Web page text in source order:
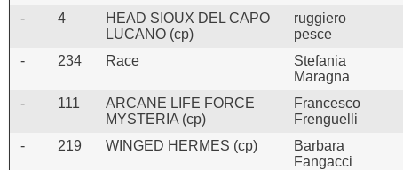
- 4
HEAD SIOUX DEL CAPO
LUCANO (cp)
ruggiero
pesce
- 234 Race
Stefania
Maragna
- 111
ARCANE LIFE FORCE
MYSTERIA (cp)
Francesco
Frenguelli
- 219 WINGED HERMES (cp)
Barbara
Fangacci